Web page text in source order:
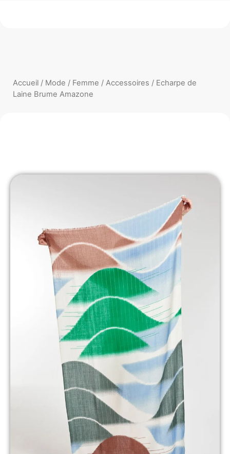
Accueil / Mode / Femme / Accessoires / Echarpe de
Laine Brume Amazone